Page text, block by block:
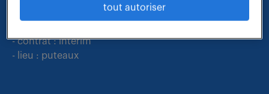
- métier et compétences : directeur responsable de
- contrat : interim
- lieu : puteaux
tout autoriser